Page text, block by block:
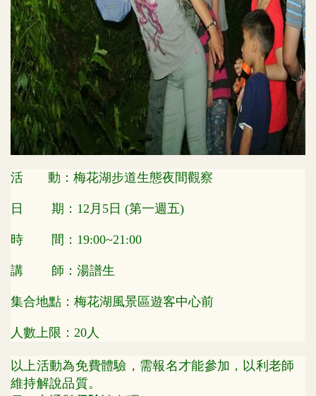
活 動：梅花湖步道生態夜間觀察
日 期：12月5日 (第一週五)
時 間：19:00~21:00
講 師：湯譜生
集合地點：梅花湖風景區遊客中心前
人數上限：20人
以上活動為免費體驗，需報名才能參加，以利老師
維持解說品質。